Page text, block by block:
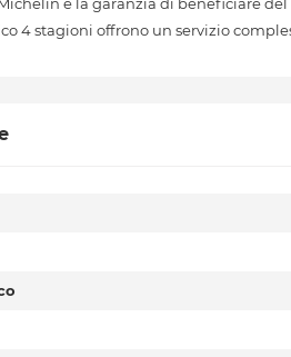
4 stagioni offrono un servizio